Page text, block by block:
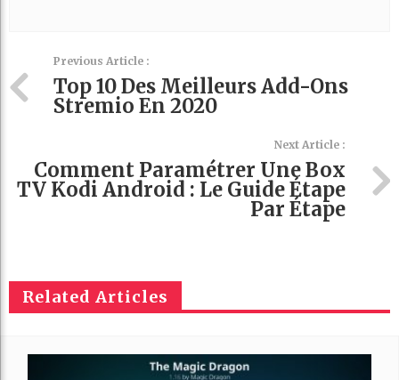
Previous Article :
Top 10 Des Meilleurs Add-Ons
Stremio En 2020
Next Article :
Comment Paramétrer Une Box
TV Kodi Android : Le Guide Étape
Par Étape
Related Articles